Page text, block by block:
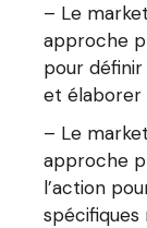
– Le
approche
pour définir
et élaborer
– Le
approche
l’action